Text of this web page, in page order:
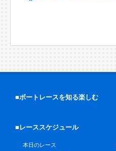
■ボートレースを知る楽しむ
■レーススケジュール
本日のレース